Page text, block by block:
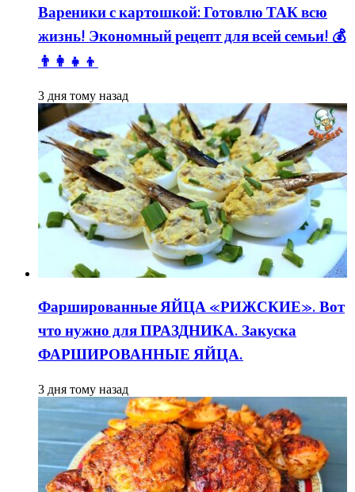
Вареники с картошкой: Готовлю ТАК всю
жизнь! Экономный рецепт для всей семьи! 💰
👨👩👧👦
3 дня тому назад
Фаршированные ЯЙЦА «РИЖСКИЕ». Вот
что нужно для ПРАЗДНИКА. Закуска
ФАРШИРОВАННЫЕ ЯЙЦА.
3 дня тому назад